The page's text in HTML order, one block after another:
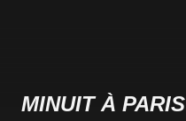
MINUIT À PARIS